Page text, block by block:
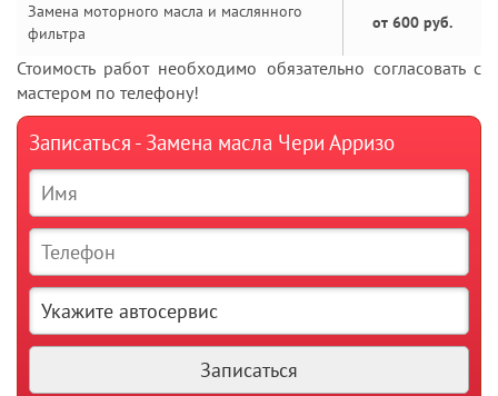
Замена моторного масла и маслянного
фильтра
от 600 руб.
Стоимость работ необходимо обязательно согласовать с
мастером по телефону!
Записаться - Замена масла Чери Арризо